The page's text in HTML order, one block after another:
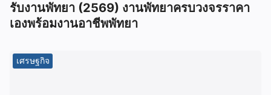
รับงานพัทยา (2569) ️งานพัทยาครบวงจรราคา
เองพร้อมงานอาชีพพัทยา
เศรษฐกิจ